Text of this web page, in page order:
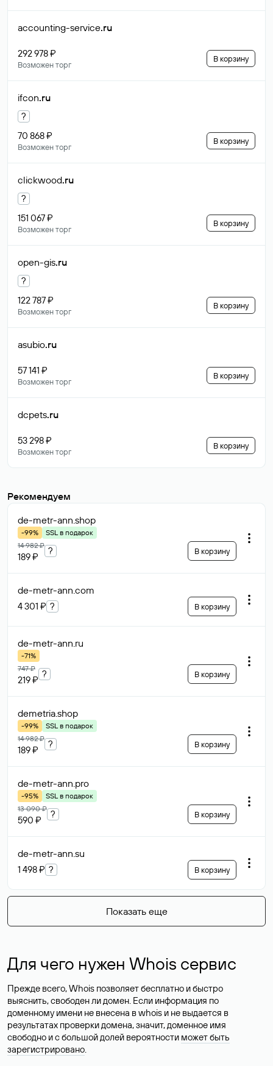
accounting-service.ru
292 978 ₽
Возможен торг
В корзину
ifcon.ru
?
70 868 ₽
Возможен торг
В корзину
clickwood.ru
?
151 067 ₽
Возможен торг
В корзину
open-gis.ru
?
122 787 ₽
Возможен торг
В корзину
asubio.ru
57 141 ₽
Возможен торг
В корзину
dcpets.ru
53 298 ₽
Возможен торг
В корзину
Рекомендуем
de-metr-ann.shop
-99%
SSL в подарок
14 982 ₽
189 ₽
? В корзину
de-metr-ann.com
4 301 ₽ ? В корзину
de-metr-ann.ru
-71%
747 ₽
219 ₽
? В корзину
demetria.shop
-99%
SSL в подарок
14 982 ₽
189 ₽
? В корзину
de-metr-ann.pro
-95%
SSL в подарок
13 090 ₽
590 ₽
? В корзину
de-metr-ann.su
1 498 ₽ ? В корзину
Показать еще
Для чего нужен Whois сервис
Прежде всего, Whois позволяет бесплатно и быстро
выяснить, свободен ли домен. Если информация по
доменному имени не внесена в whois и не выдается в
результатах проверки домена, значит, доменное имя
свободно и с большой долей вероятности может быть
зарегистрировано.